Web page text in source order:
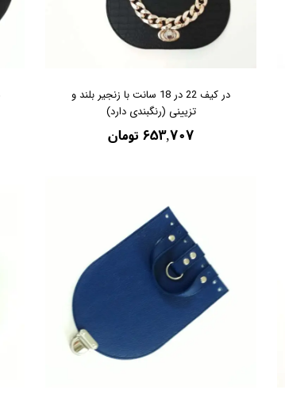
در کیف 22 در 18 سانت با زنجیر بلند و
تزیینی (رنگبندی دارد)
۶۵۳,۷۰۷ تومان